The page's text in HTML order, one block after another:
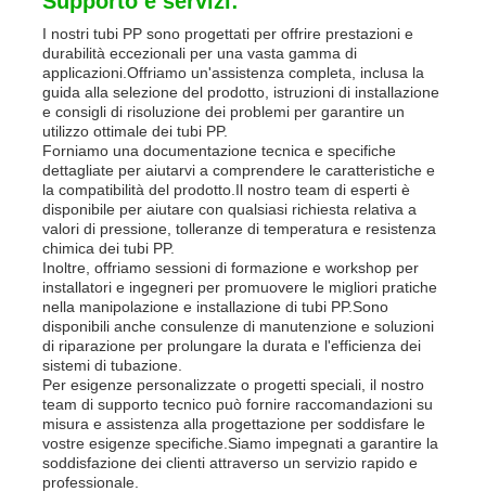
I nostri tubi PP sono progettati per offrire prestazioni e
durabilità eccezionali per una vasta gamma di
applicazioni.Offriamo un'assistenza completa, inclusa la
guida alla selezione del prodotto, istruzioni di installazione
e consigli di risoluzione dei problemi per garantire un
utilizzo ottimale dei tubi PP.
Forniamo una documentazione tecnica e specifiche
dettagliate per aiutarvi a comprendere le caratteristiche e
la compatibilità del prodotto.Il nostro team di esperti è
disponibile per aiutare con qualsiasi richiesta relativa a
valori di pressione, tolleranze di temperatura e resistenza
chimica dei tubi PP.
Inoltre, offriamo sessioni di formazione e workshop per
installatori e ingegneri per promuovere le migliori pratiche
nella manipolazione e installazione di tubi PP.Sono
disponibili anche consulenze di manutenzione e soluzioni
di riparazione per prolungare la durata e l'efficienza dei
sistemi di tubazione.
Per esigenze personalizzate o progetti speciali, il nostro
team di supporto tecnico può fornire raccomandazioni su
misura e assistenza alla progettazione per soddisfare le
vostre esigenze specifiche.Siamo impegnati a garantire la
soddisfazione dei clienti attraverso un servizio rapido e
professionale.